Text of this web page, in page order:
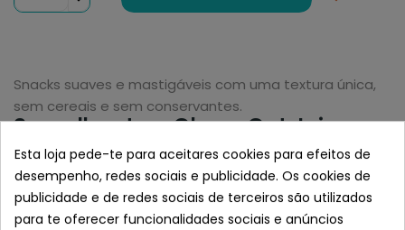
Snacks suaves e mastigáveis com uma textura única,
sem cereais e sem conservantes.
Semelhante a Churu Cat Juicy
Bites Calamar y Caldo casero
Esta loja pede-te para aceitares cookies para efeitos de
desempenho, redes sociais e publicidade. Os cookies de
publicidade e de redes sociais de terceiros são utilizados
para te oferecer funcionalidades sociais e anúncios